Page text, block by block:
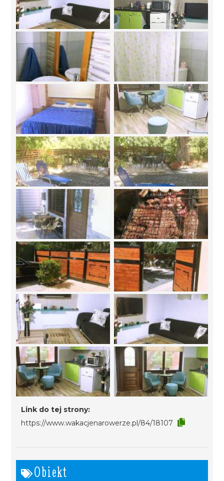
Link do tej strony:
https://www.wakacjenarowerze.pl/84/18107
Obiekt